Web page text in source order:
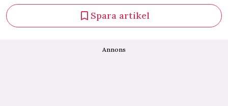
Spara artikel
Annons